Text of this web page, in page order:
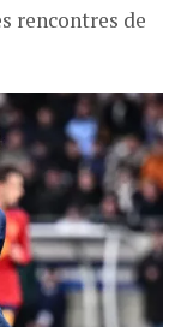
rencontres de